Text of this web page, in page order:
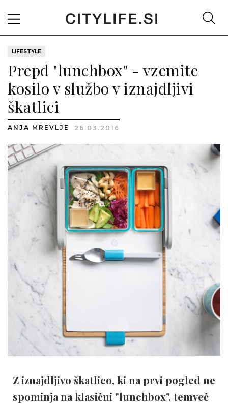
LIFESTYLE
Prepd "lunchbox" - vzemite
kosilo v službo v iznajdljivi
škatlici
ANJA MREVLJE 26.03.2016
Z iznajdljivo škatlico, ki na prvi pogled ne
spominja na klasični "lunchbox", temveč